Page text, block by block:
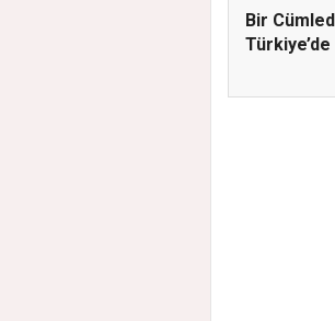
Bir
Türkiye’de